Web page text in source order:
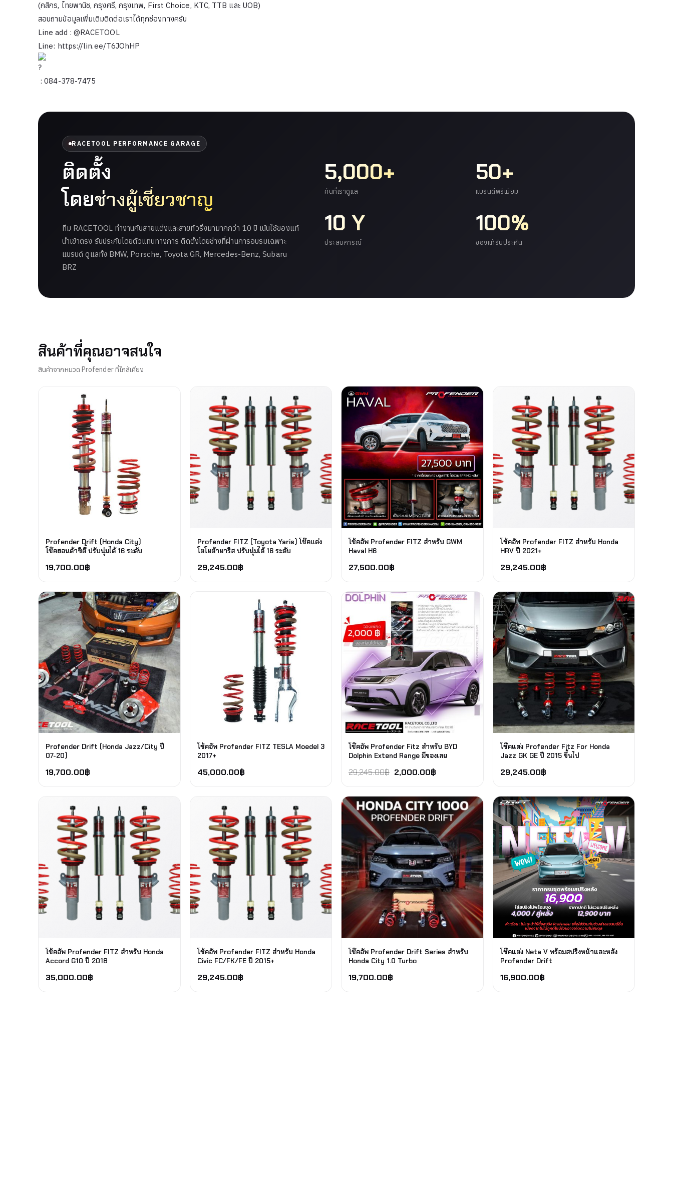
(กสิกร, ไทยพานิช, กรุงศรี, กรุงเทพ, First Choice, KTC, TTB และ UOB)
สอบถามข้อมูลเพิ่มเติมติดต่อเราได้ทุกช่องทางครับ
Line add : @RACETOOL
Line: https://lin.ee/T6JOhHP
: 084-378-7475
RACETOOL PERFORMANCE GARAGE
ติดตั้ง
โดยช่างผู้เชี่ยวชาญ
ทีม RACETOOL ทำงานกับสายแต่งและสายทัวริ่งมามากกว่า 10 ปี เน้นใช้ของแท้
นำเข้าตรง รับประกันโดยตัวแทนทางการ ติดตั้งโดยช่างที่ผ่านการอบรมเฉพาะ
แบรนด์ ดูแลทั้ง BMW, Porsche, Toyota GR, Mercedes-Benz, Subaru
BRZ
5,000+
คันที่เราดูแล
50+
แบรนด์พรีเมียม
10 Y
ประสบการณ์
100%
ของแท้รับประกัน
สินค้าที่คุณอาจสนใจ
สินค้าจากหมวด Profender ที่ใกล้เคียง
Profender Drift (Honda City)
โช๊คฮอนด้าซิตี้ ปรับนุ่มได้ 16 ระดับ
19,700.00฿
Profender FITZ (Toyota Yaris) โช๊คแต่ง
โตโยต้ายาริส ปรับนุ่มได้ 16 ระดับ
29,245.00฿
โช้คอัพ Profender FITZ สำหรับ GWM
Haval H6
27,500.00฿
โช้คอัพ Profender FITZ สำหรับ Honda
HRV ปี 2021+
29,245.00฿
Profender Drift (Honda Jazz/City ปี
07-20)
19,700.00฿
โช้คอัพ Profender FITZ TESLA Moedel 3
2017+
45,000.00฿
โช๊คอัพ Profender Fitz สำหรับ BYD
Dolphin Extend Range มีของเลย
29,245.00฿ 2,000.00฿
โช๊คแต่ง Profender Fitz For Honda
Jazz GK GE ปี 2015 ขึ้นไป
29,245.00฿
โช้คอัพ Profender FITZ สำหรับ Honda
Accord G10 ปี 2018
35,000.00฿
โช้คอัพ Profender FITZ สำหรับ Honda
Civic FC/FK/FE ปี 2015+
29,245.00฿
โช๊คอัพ Profender Drift Series สำหรับ
Honda City 1.0 Turbo
19,700.00฿
โช๊คแต่ง Neta V พร้อมสปริงหน้าและหลัง
Profender Drift
16,900.00฿